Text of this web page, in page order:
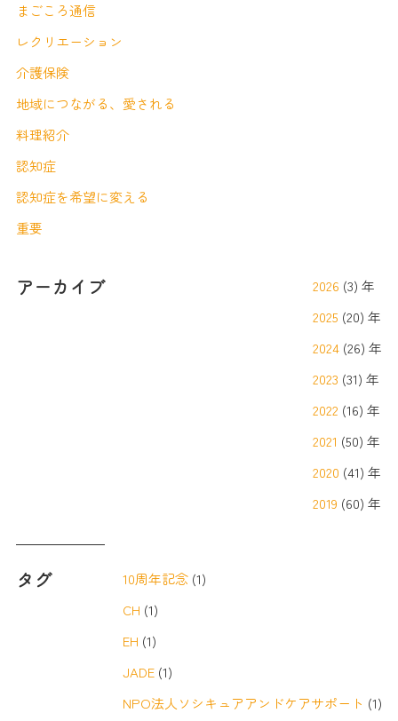
まごころ通信
レクリエーション
介護保険
地域につながる、愛される
料理紹介
認知症
認知症を希望に変える
重要
アーカイブ 2026 (3) 年
2025 (20) 年
2024 (26) 年
2023 (31) 年
2022 (16) 年
2021 (50) 年
2020 (41) 年
2019 (60) 年
タグ 10周年記念 (1)
CH (1)
EH (1)
JADE (1)
NPO法人ソシキュアアンドケアサポート (1)